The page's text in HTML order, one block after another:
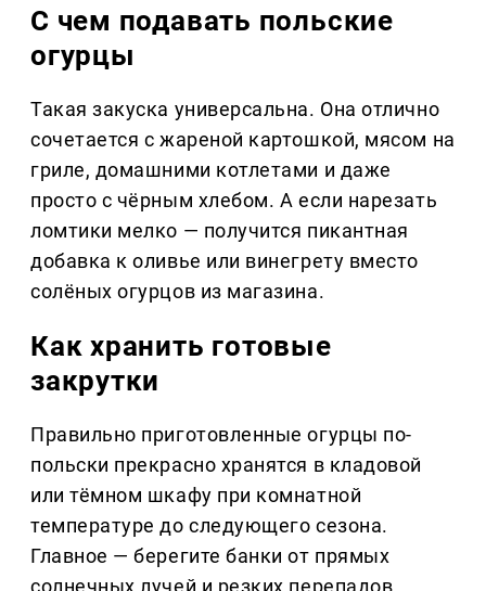
С чем подавать польские
огурцы
Такая закуска универсальна. Она отлично
сочетается с жареной картошкой, мясом на
гриле, домашними котлетами и даже
просто с чёрным хлебом. А если нарезать
ломтики мелко — получится пикантная
добавка к оливье или винегрету вместо
солёных огурцов из магазина.
Как хранить готовые
закрутки
Правильно приготовленные огурцы по-
польски прекрасно хранятся в кладовой
или тёмном шкафу при комнатной
температуре до следующего сезона.
Главное — берегите банки от прямых
солнечных лучей и резких перепадов